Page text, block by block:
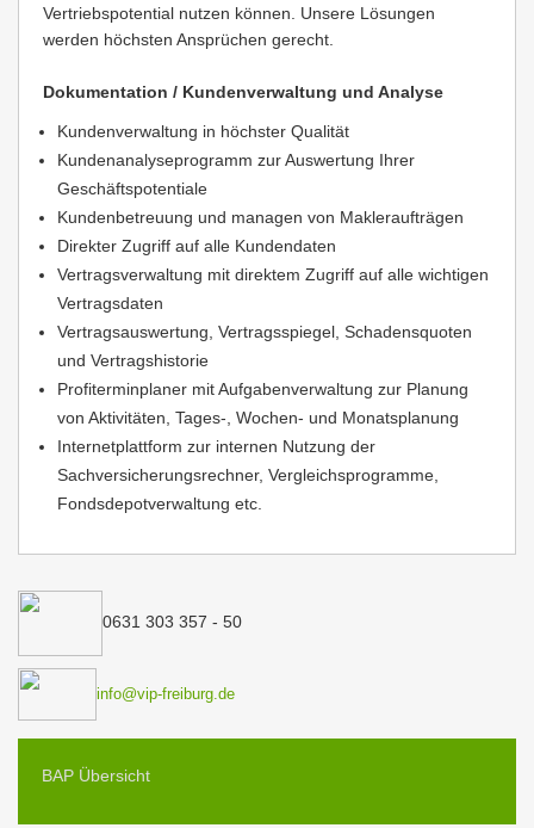
Vertriebspotential nutzen können. Unsere Lösungen
werden höchsten Ansprüchen gerecht.
Dokumentation / Kundenverwaltung und Analyse
Kundenverwaltung in höchster Qualität
Kundenanalyseprogramm zur Auswertung Ihrer
Geschäftspotentiale
Kundenbetreuung und managen von Makleraufträgen
Direkter Zugriff auf alle Kundendaten
Vertragsverwaltung mit direktem Zugriff auf alle wichtigen
Vertragsdaten
Vertragsauswertung, Vertragsspiegel, Schadensquoten
und Vertragshistorie
Profiterminplaner mit Aufgabenverwaltung zur Planung
von Aktivitäten, Tages-, Wochen- und Monatsplanung
Internetplattform zur internen Nutzung der
Sachversicherungsrechner, Vergleichsprogramme,
Fondsdepotverwaltung etc.
0631 303 357 - 50
info@vip-freiburg.de
BAP Übersicht